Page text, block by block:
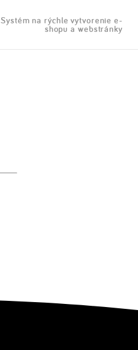
Systém na rýchle vytvorenie e-
shopu a webstránky